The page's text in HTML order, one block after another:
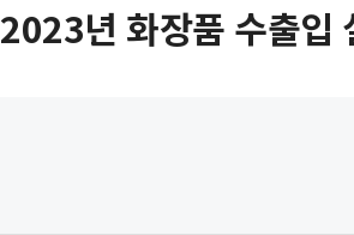
2023년 화장품 수출입